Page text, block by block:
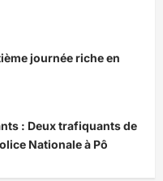
journée riche en
: Deux trafiquants de
Nationale à Pô